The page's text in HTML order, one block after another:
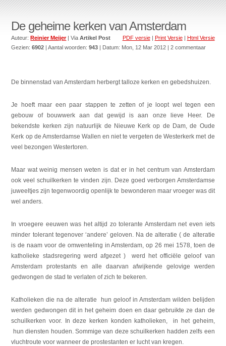
De geheime kerken van Amsterdam
PDF versie| Print Versie| Html Versie
Auteur:Reinier Meijer| ViaArtikel Post
Gezien:6902 | Aantal woorden:943 | Datum: Mon, 12 Mar 2012 | 2 commentaar
De binnenstad van Amsterdam herbergt talloze kerken en gebedshuizen.
Je hoeft maar een paar stappen te zetten of je loopt wel tegen een
gebouw of bouwwerk aan dat gewijd is aan onze lieve Heer. De
bekendste kerken zijn natuurlijk de Nieuwe Kerk op de Dam, de Oude
Kerk op de Amsterdamse Wallen en niet te vergeten de Westerkerk met de
veel bezongen Westertoren.
Maar wat weinig mensen weten is dat er in het centrum van Amsterdam
ook veel schuilkerken te vinden zijn. Deze goed verborgen Amsterdamse
juweeltjes zijn tegenwoordig openlijk te bewonderen maar vroeger was dit
wel anders.
In vroegere eeuwen was het altijd zo tolerante Amsterdam net even iets
minder tolerant tegenover ‘andere’ geloven. Na de alteratie ( de alteratie
is de naam voor de omwenteling in Amsterdam, op 26 mei 1578, toen de
katholieke stadsregering werd afgezet ) werd het officiële geloof van
Amsterdam protestants en alle daarvan afwijkende gelovige werden
gedwongen de stad te verlaten of zich te bekeren.
Katholieken die na de alteratie hun geloof in Amsterdam wilden belijden
werden gedwongen dit in het geheim doen en daar gebruikte ze dan de
schuilkerken voor. In deze kerken konden katholieken, in het geheim,
hun diensten houden. Sommige van deze schuilkerken hadden zelfs een
vluchtroute voor wanneer de prostestanten er lucht van kregen.